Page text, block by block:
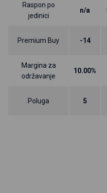
Raspon po
jedinici
n/a
Premium Buy -14
Margina za
održavanje
10.00%
Poluga 5